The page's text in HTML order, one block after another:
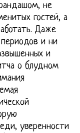
не
гостей, а
Даже
и ни
и
о блудном
уверенности